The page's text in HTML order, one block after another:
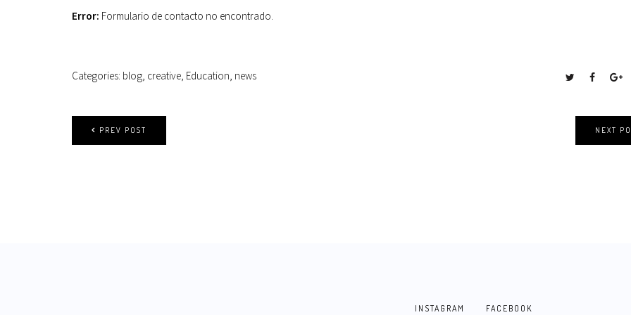
Error: Formulario de contacto no encontrado.
Categories: blog, creative, Education, news
NEXT
PREV POST
INSTAGRAM FACEBOOK